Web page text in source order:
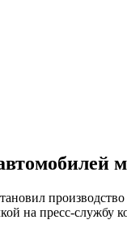
на пресс-службу